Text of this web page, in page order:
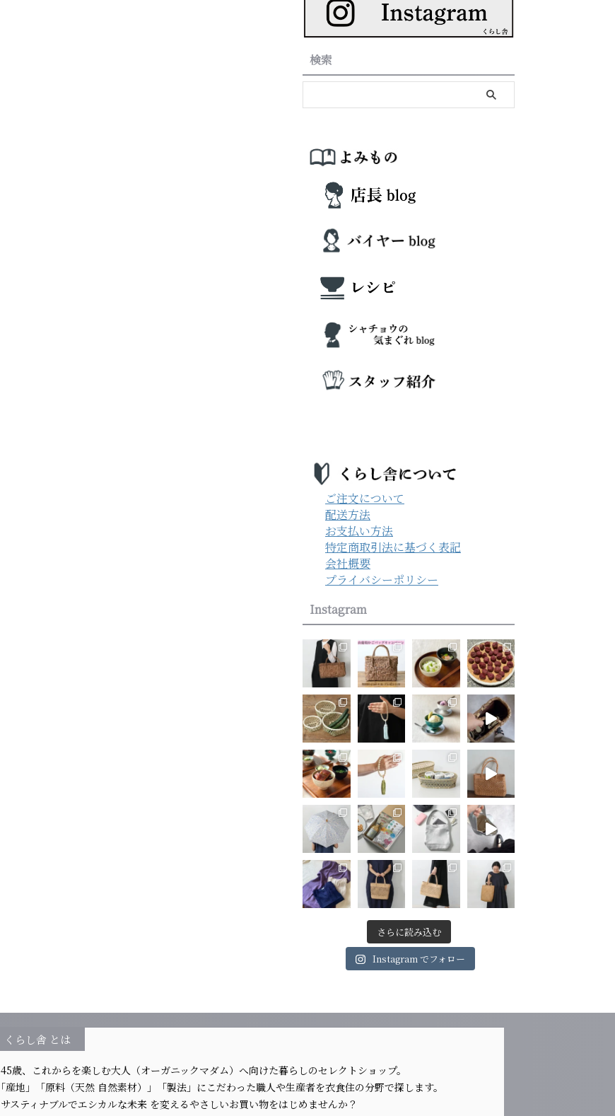
検索
ご注文について
配送方法
お支払い方法
特定商取引法に基づく表記
会社概要
プライバシーポリシー
Instagram
さらに読み込む
Instagram でフォロー
くらし舎 とは
45歳、これからを楽しむ大人（オーガニックマダム）へ向けた暮らしのセレクトショップ。
｢産地」「原料（天然 自然素材）」「製法」にこだわった職人や生産者を衣食住の分野で探します。
サスティナブルでエシカルな未来 を変えるやさしいお買い物をはじめませんか？